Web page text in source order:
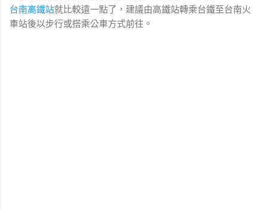
台南高鐵站就比較遠一點了，建議由高鐵站轉乘台鐵至台南火
車站後以步行或搭乘公車方式前往。